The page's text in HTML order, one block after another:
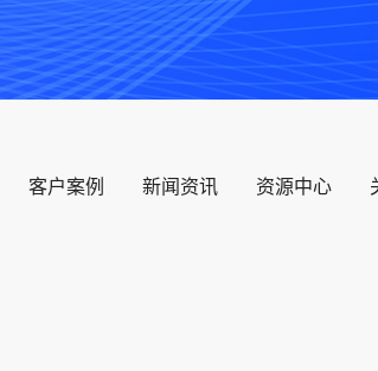
客户案例 新闻资讯 资源中心